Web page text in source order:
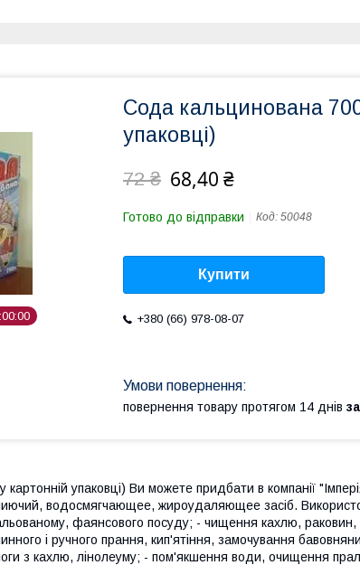
00 00
Сода кальцинована
упаковці)
72 ₴ 68,40 ₴
Готово до відправки Код: 50048
Купити
+380 (66) 978-08-07
повернення товару протягом 14 днів
упаковці) Ви можете придбати в компанії
водосмягчающее, жироудаляющее засіб.
фаянсового посуду; - чищення кахлю, раковин,
і ручного прання, кип'ятіння, замочування
з кахлю, лінолеуму; - пом'якшення води, очищення